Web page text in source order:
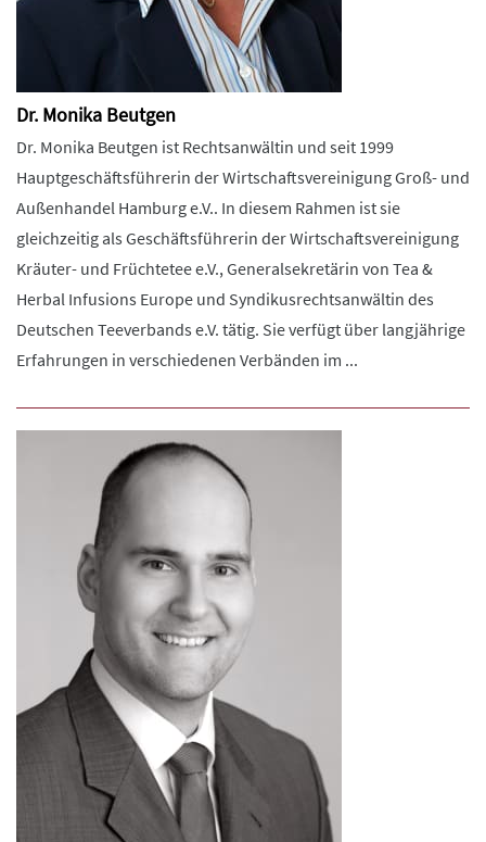
Dr. Monika Beutgen
Dr. Monika Beutgen ist Rechtsanwältin und seit 1999
Hauptgeschäftsführerin der Wirtschaftsvereinigung Groß- und
Außenhandel Hamburg e.V.. In diesem Rahmen ist sie
gleichzeitig als Geschäftsführerin der Wirtschaftsvereinigung
Kräuter- und Früchtetee e.V., Generalsekretärin von Tea &
Herbal Infusions Europe und Syndikusrechtsanwältin des
Deutschen Teeverbands e.V. tätig. Sie verfügt über langjährige
Erfahrungen in verschiedenen Verbänden im ...